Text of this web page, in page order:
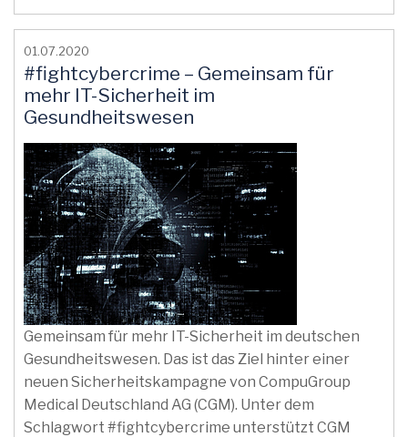
01.07.2020
#fightcybercrime – Gemeinsam für
mehr IT-Sicherheit im
Gesundheitswesen
Gemeinsam für mehr IT-Sicherheit im deutschen
Gesundheitswesen. Das ist das Ziel hinter einer
neuen Sicherheitskampagne von CompuGroup
Medical Deutschland AG (CGM). Unter dem
Schlagwort #fightcybercrime unterstützt CGM